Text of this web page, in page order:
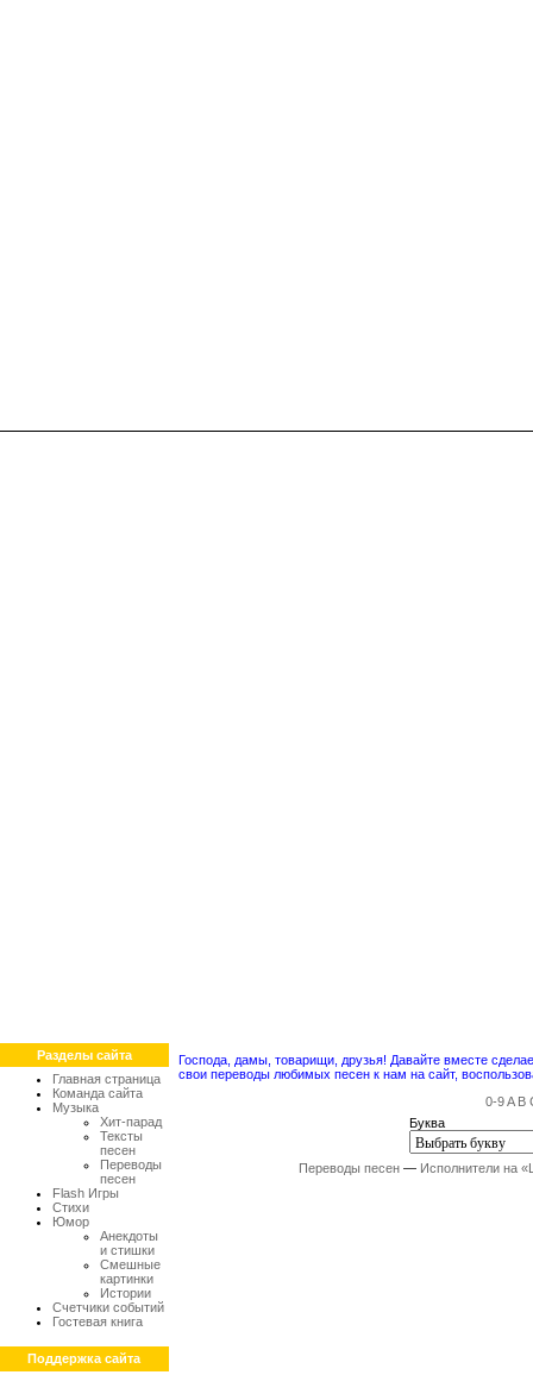
Разделы сайта
Главная страница
Команда сайта
Музыка
Хит-парад
Тексты
песен
Переводы
песен
Flash Игры
Стихи
Юмор
Анекдоты
и стишки
Смешные
картинки
Истории
Счетчики событий
Гостевая книга
Поддержка сайта
Господа, дамы, товарищи, друзья! Давайте вместе
свои переводы любимых песен к нам на сайт,
0-9 A B
Буква
Переводы песен — Исполнители на